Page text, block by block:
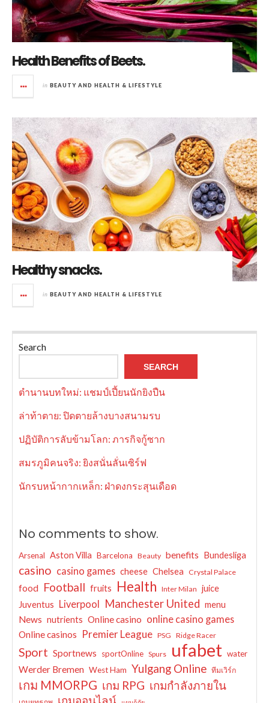
Health Benefits of Beets.
in BEAUTY AND HEALTH & LIFESTYLE
Healthy snacks.
in BEAUTY AND HEALTH & LIFESTYLE
Search
SEARCH
ตำนานบทใหม่: แชมป์เปี้ยนนักยิงปืน
ล่าท้าตาย: ปิดตายล้างบางสนามรบ
ปฏิบัติการลับข้ามโลก: ภารกิจกู้ซาก
สมรภูมิคนจริง: ยิงสนั่นลั่นเซิร์ฟ
นักรบหน้ากากเหล็ก: ฝ่าดงกระสุนเดือด
No comments to show.
Arsenal Aston Villa Barcelona Beauty benefits Bundesliga
casino casino games cheese Chelsea Crystal Palace
food Football fruits Health Inter Milan juice
Juventus Liverpool Manchester United menu
News nutrients Online casino online casino games
Online casinos Premier League PSG Ridge Racer
Sport Sportnews sportOnline Spurs ufabet water
Werder Bremen West Ham Yulgang Online ทีมเวิร์ก
เกม MMORPG เกม RPG เกมกำลังภายใน